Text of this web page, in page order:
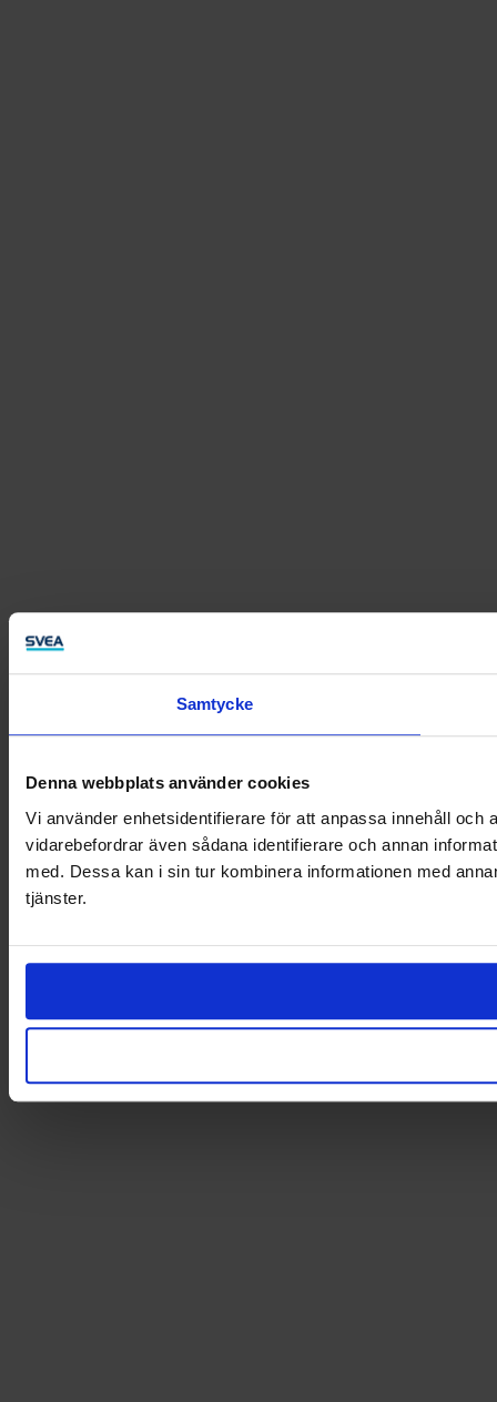
Samtycke
Denna webbplats använder cookies
Vi använder enhetsidentifierare för att anpassa innehåll
vidarebefordrar även sådana identifierare och annan
med. Dessa kan i sin tur kombinera informationen med
tjänster.